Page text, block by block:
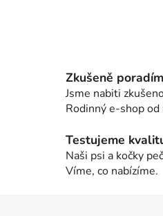
Zkušeně
Jsme nabiti
Rodinný e-shop
Testujeme
Naši psi a kočky
Víme, co nabízíme.